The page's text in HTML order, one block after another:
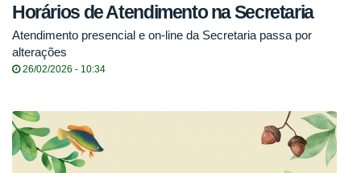
Horários de Atendimento na Secretaria
Atendimento presencial e on-line da Secretaria passa por
alterações
26/02/2026 - 10:34